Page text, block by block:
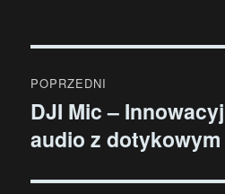
wpisu
POPRZEDNI
Poprzedni
wpis:
DJI Mic –
audio z